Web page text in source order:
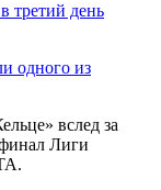
третий день
одного из
вслед за
Лиги